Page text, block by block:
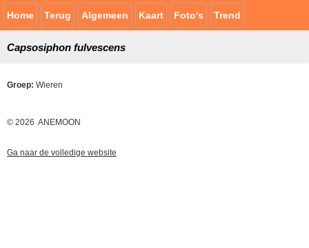
Home Terug Algemeen Kaart Foto's Trend
Capsosiphon fulvescens
Groep: Wieren
© 2026 ANEMOON
Ga naar de volledige website